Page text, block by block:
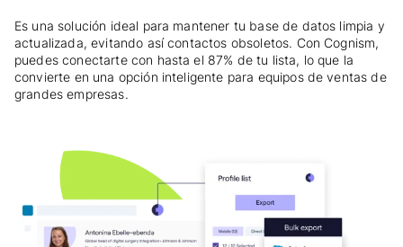
Es una solución ideal para mantener tu base de datos limpia y
actualizada, evitando así contactos obsoletos. Con Cognism,
puedes conectarte con hasta el 87% de tu lista, lo que la
convierte en una opción inteligente para equipos de ventas de
grandes empresas.